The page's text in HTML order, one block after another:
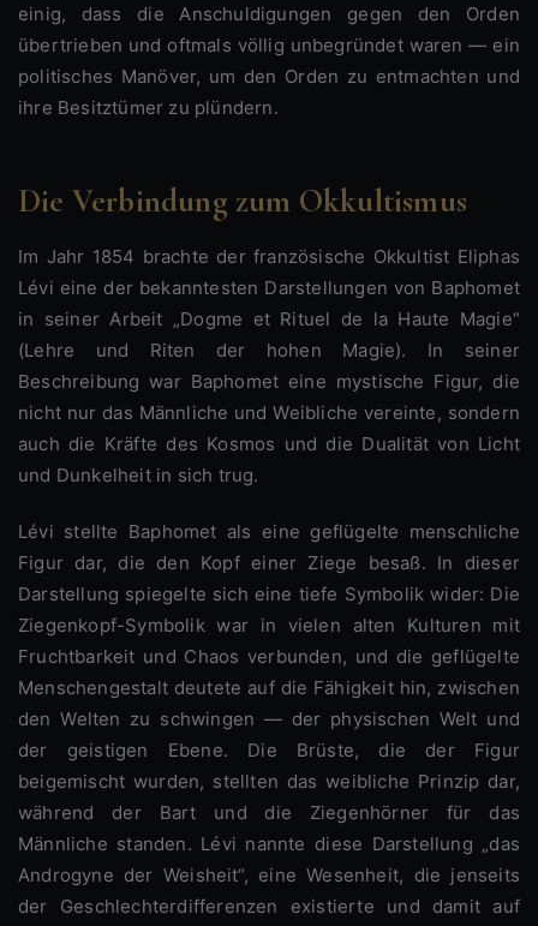
einig, dass die Anschuldigungen gegen den Orden
übertrieben und oftmals völlig unbegründet waren — ein
politisches Manöver, um den Orden zu entmachten und
ihre Besitztümer zu plündern.
Die Verbindung zum Okkultismus
Im Jahr 1854 brachte der französische Okkultist Eliphas
Lévi eine der bekanntesten Darstellungen von Baphomet
in seiner Arbeit „Dogme et Rituel de la Haute Magie“
(Lehre und Riten der hohen Magie). In seiner
Beschreibung war Baphomet eine mystische Figur, die
nicht nur das Männliche und Weibliche vereinte, sondern
auch die Kräfte des Kosmos und die Dualität von Licht
und Dunkelheit in sich trug.
Lévi stellte Baphomet als eine geflügelte menschliche
Figur dar, die den Kopf einer Ziege besaß. In dieser
Darstellung spiegelte sich eine tiefe Symbolik wider: Die
Ziegenkopf-Symbolik war in vielen alten Kulturen mit
Fruchtbarkeit und Chaos verbunden, und die geflügelte
Menschengestalt deutete auf die Fähigkeit hin, zwischen
den Welten zu schwingen — der physischen Welt und
der geistigen Ebene. Die Brüste, die der Figur
beigemischt wurden, stellten das weibliche Prinzip dar,
während der Bart und die Ziegenhörner für das
Männliche standen. Lévi nannte diese Darstellung „das
Androgyne der Weisheit“, eine Wesenheit, die jenseits
der Geschlechterdifferenzen existierte und damit auf